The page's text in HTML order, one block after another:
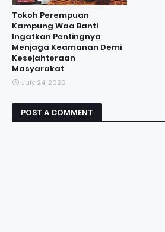
Tokoh Perempuan
Kampung Waa Banti
Ingatkan Pentingnya
Menjaga Keamanan Demi
Kesejahteraan
Masyarakat
July 24, 2026
POST A COMMENT